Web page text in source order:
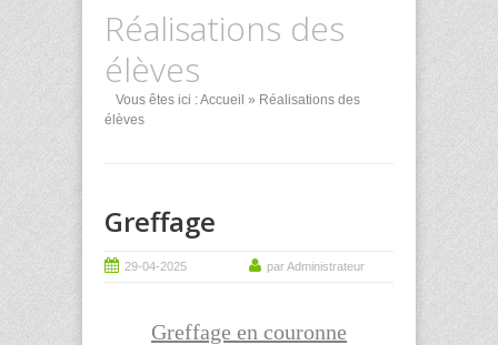
Réalisations des
élèves
Vous êtes ici :Accueil » Réalisations des
élèves
Greffage
29-04-2025 par Administrateur
Greffage en couronne